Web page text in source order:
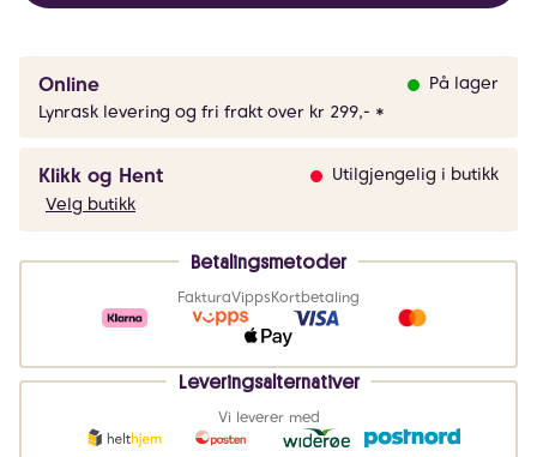
Online
På lager
Lynrask levering og fri frakt over kr 299,- *
Klikk og Hent
Utilgjengelig i butikk
Velg butikk
Betalingsmetoder
FakturaVippsKortbetaling
Leveringsalternativer
Vi leverer med